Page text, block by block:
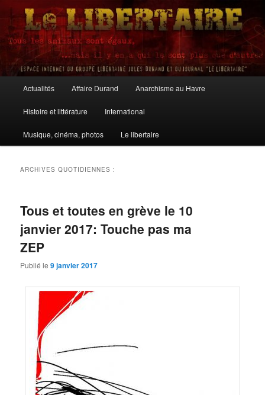
Aller
contenu
principal
Aller
contenu
secondaire
Le Libertaire
principal
Actualités Affaire Durand Anarchisme au Havre
Histoire et littérature International
Musique, cinéma, photos Le libertaire
ARCHIVES QUOTIDIENNES :
Tous et toutes en grève le 10
janvier 2017: Touche pas ma
ZEP
Publié le9 janvier 2017